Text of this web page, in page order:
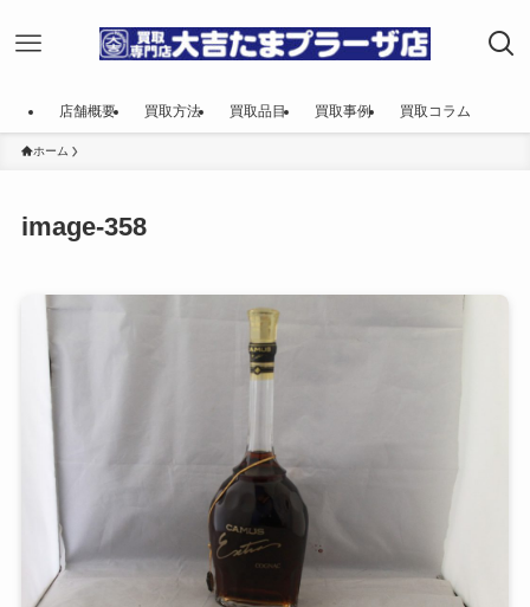
店舗概要 買取方法 買取品目 買取事例 買取コラム
ホーム
image-358